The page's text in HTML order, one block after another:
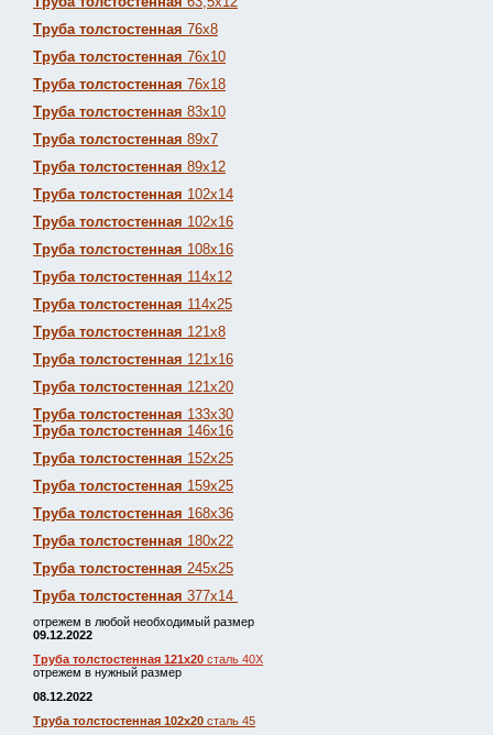
Труба толстостенная 76х8
Труба толстостенная 76х10
Труба толстостенная 76х18
Труба толстостенная 83х10
Труба толстостенная 89х7
Труба толстостенная 89х12
Труба толстостенная 102х14
Труба толстостенная 102х16
Труба толстостенная 108х16
Труба толстостенная 114х12
Труба толстостенная 114х25
Труба толстостенная 121х8
Труба толстостенная 121х16
Труба толстостенная 121х20
Труба толстостенная 133х30
Труба толстостенная 146х16
Труба толстостенная 152х25
Труба толстостенная 159х25
Труба толстостенная 168х36
Труба толстостенная 180х22
Труба толстостенная 245х25
Труба толстостенная 377х14
отрежем в любой необходимый размер
09.12.2022
Труба толстостенная 121х20 сталь 40Х
отрежем в нужный размер
08.12.2022
Труба толстостенная 102х20 сталь 45